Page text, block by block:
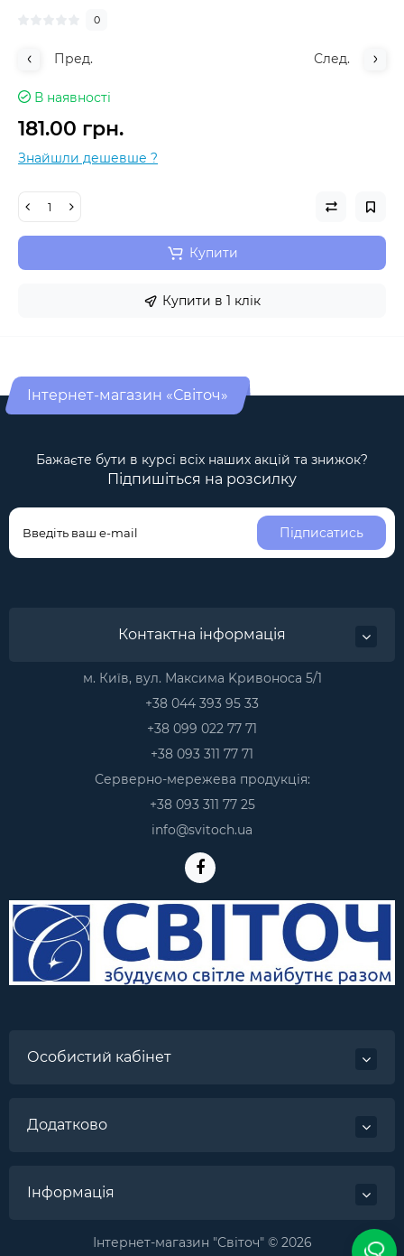
0
Пред. След.
В наявності
181.00 грн.
Знайшли дешевше ?
Купити
Купити в 1 клік
Інтернет-магазин «Світоч»
Бажаєте бути в курсі всіх наших акцій та знижок?
Підпишіться на розсилку
Підписатись
Контактна інформація
м. Київ, вул. Максима Kривоноса 5/1
+38 044 393 95 33
+38 099 022 77 71
+38 093 311 77 71
Серверно-мережева продукція:
+38 093 311 77 25
info@svitoch.ua
Особистий кабінет
Додатково
Інформація
Інтернет-магазин "Світоч" © 2026